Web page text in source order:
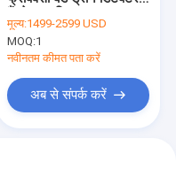
मूल्य:1499-2599 USD
MOQ:1
नवीनतम कीमत पता करें
अब से संपर्क करें